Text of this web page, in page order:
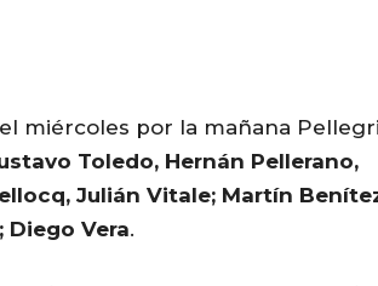
miércoles por la mañana
Toledo, Hernán Pellerano,
Julián Vitale; Martín
Diego Vera.